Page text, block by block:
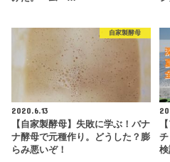
自家製酵母
2020.6.13
【自家製酵母】失敗に学ぶ！バナ
ナ酵母で元種作り。どうした？膨
らみ悪いぞ！
検